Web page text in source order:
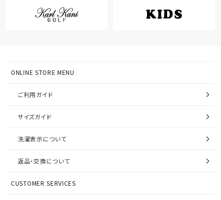
ONLINE STORE MENU
ご利用ガイド
サイズガイド
洗濯表示について
返品・交換について
CUSTOMER SERVICES